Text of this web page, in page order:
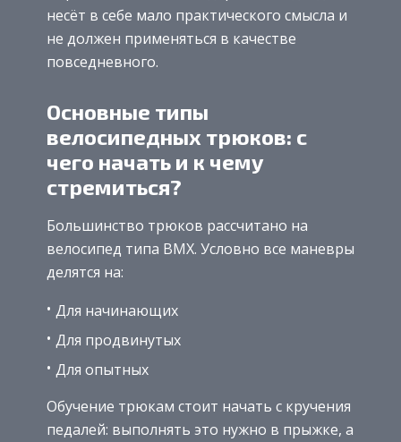
несёт в себе мало практического смысла и
не должен применяться в качестве
повседневного.
Основные типы
велосипедных трюков: с
чего начать и к чему
стремиться?
Большинство трюков рассчитано на
велосипед типа BMX. Условно все маневры
делятся на:
Для начинающих
Для продвинутых
Для опытных
Обучение трюкам стоит начать с кручения
педалей: выполнять это нужно в прыжке, а